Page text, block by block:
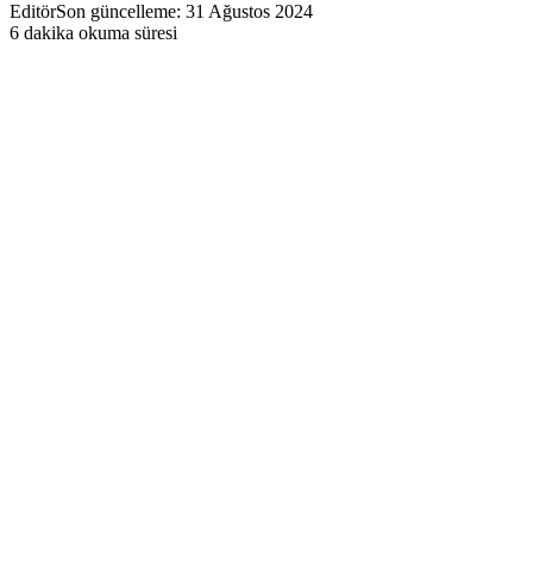
EditörSon güncelleme: 31 Ağustos 2024
6 dakika okuma süresi